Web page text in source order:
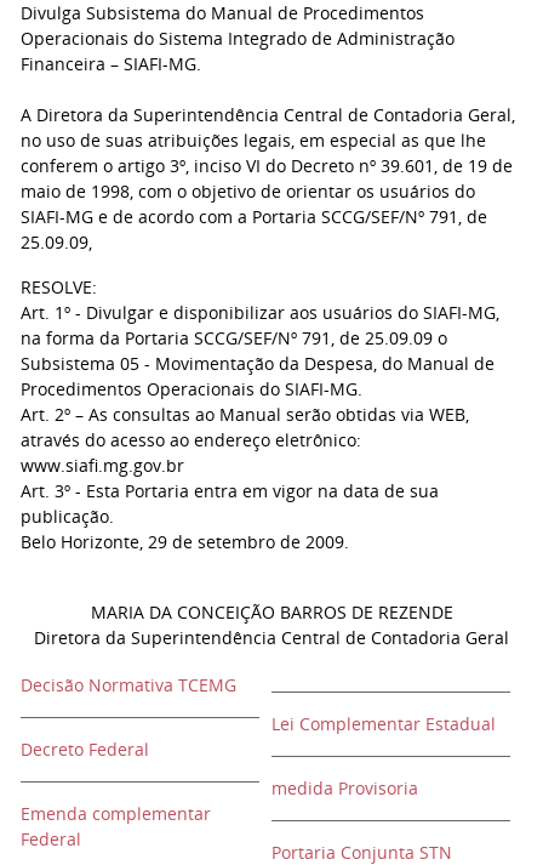
Divulga Subsistema do Manual de Procedimentos
Operacionais do Sistema Integrado de Administração
Financeira – SIAFI-MG.
A Diretora da Superintendência Central de Contadoria Geral,
no uso de suas atribuições legais, em especial as que lhe
conferem o artigo 3º, inciso VI do Decreto nº 39.601, de 19 de
maio de 1998, com o objetivo de orientar os usuários do
SIAFI-MG e de acordo com a Portaria SCCG/SEF/Nº 791, de
25.09.09,
RESOLVE:
Art. 1º - Divulgar e disponibilizar aos usuários do SIAFI-MG,
na forma da Portaria SCCG/SEF/Nº 791, de 25.09.09 o
Subsistema 05 - Movimentação da Despesa, do Manual de
Procedimentos Operacionais do SIAFI-MG.
Art. 2º – As consultas ao Manual serão obtidas via WEB,
através do acesso ao endereço eletrônico:
www.siafi.mg.gov.br
Art. 3º - Esta Portaria entra em vigor na data de sua
publicação.
Belo Horizonte, 29 de setembro de 2009.
MARIA DA CONCEIÇÃO BARROS DE REZENDE
Diretora da Superintendência Central de Contadoria Geral
Decisão Normativa TCEMG
Decreto Federal
Emenda complementar
Federal
Lei Complementar Estadual
medida Provisoria
Portaria Conjunta STN